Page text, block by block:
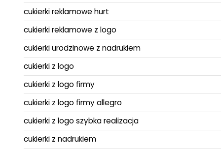
cukierki reklamowe hurt
cukierki reklamowe z logo
cukierki urodzinowe z nadrukiem
cukierki z logo
cukierki z logo firmy
cukierki z logo firmy allegro
cukierki z logo szybka realizacja
cukierki z nadrukiem